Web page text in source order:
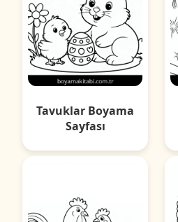
Tavuklar Boyama
Sayfası